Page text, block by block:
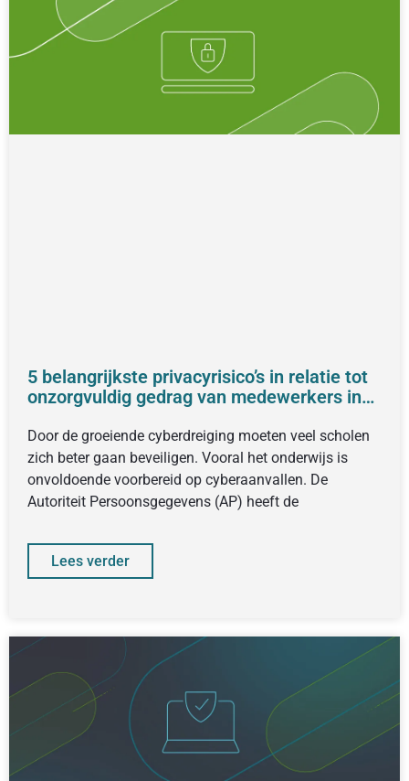
5 belangrijkste privacyrisico’s in relatie tot
onzorgvuldig gedrag van medewerkers in
Door de groeiende cyberdreiging moeten veel scholen
zich beter gaan beveiligen. Vooral het onderwijs is
onvoldoende voorbereid op cyberaanvallen. De
Autoriteit Persoonsgegevens (AP) heeft de
Lees verder